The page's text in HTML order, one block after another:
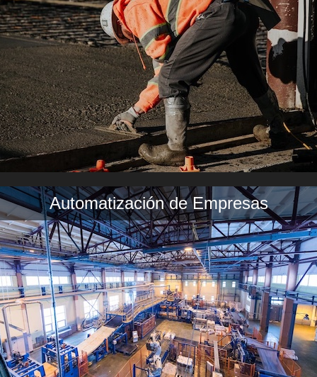
Automatización de Empresas